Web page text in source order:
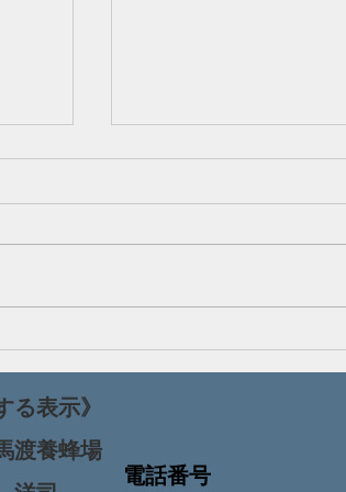
方が
た
に蜂
く、
ダ
蜜は
「巣入完熟蜜」
る表示》
渡養蜂場
電話番号